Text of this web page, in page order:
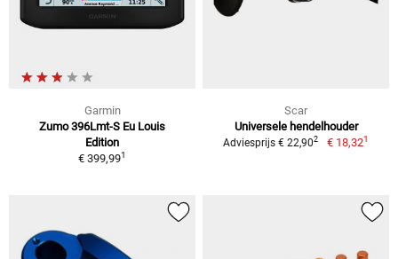
Garmin
Zumo 396Lmt-S Eu Louis
Edition
€ 399,991
Scar
Universele hendelhouder
Adviesprijs € 22,902 € 18,321